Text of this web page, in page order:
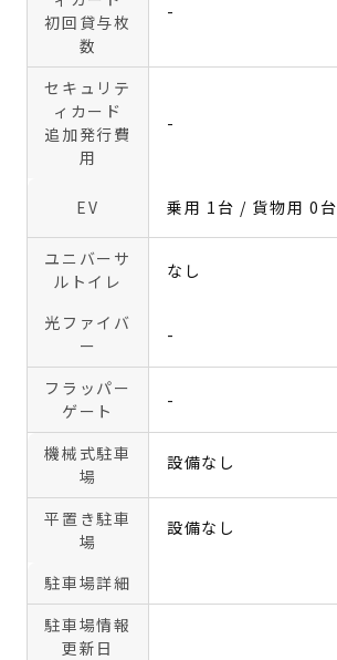
初回貸与枚
数
-
セキュリテ
ィカード
追加発行費
用
-
EV 乗用 1台 / 貨物用 0台
ユニバーサ
ルトイレ
なし
光ファイバ
ー
-
フラッパー
ゲート
-
機械式駐車
場
設備なし
平置き駐車
場
設備なし
駐車場詳細
駐車場情報
更新日